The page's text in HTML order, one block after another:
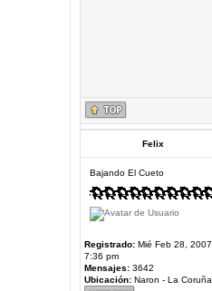
Felix
Bajando El Cueto
Registrado:Mié Feb 28, 2007
7:36 pm
Mensajes:3642
Ubicación:Naron - La Coruña